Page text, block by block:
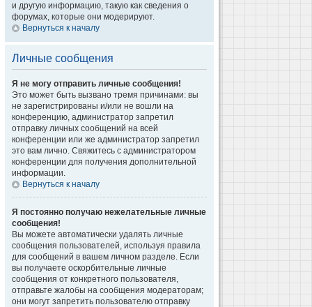
и другую информацию, такую как сведения о
форумах, которые они модерируют.
Вернуться к началу
Личные сообщения
Я не могу отправить личные сообщения!
Это может быть вызвано тремя причинами: вы
не зарегистрированы и/или не вошли на
конференцию, администратор запретил
отправку личных сообщений на всей
конференции или же администратор запретил
это вам лично. Свяжитесь с администратором
конференции для получения дополнительной
информации.
Вернуться к началу
Я постоянно получаю нежелательные личные
сообщения!
Вы можете автоматически удалять личные
сообщения пользователей, используя правила
для сообщений в вашем личном разделе. Если
вы получаете оскорбительные личные
сообщения от конкретного пользователя,
отправьте жалобы на сообщения модераторам;
они могут запретить пользователю отправку